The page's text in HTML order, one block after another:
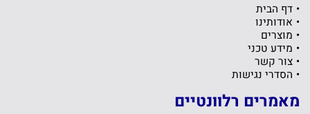
דף הבית
אודותינו
מוצרים
מידע טכני
צור קשר
הסדרי נגישות
מאמרים רלוונטיים